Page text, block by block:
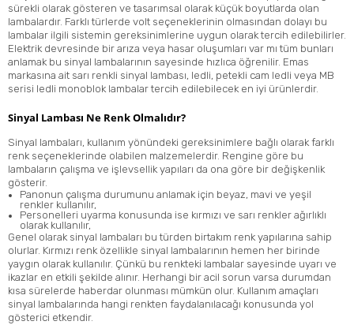
sürekli olarak gösteren ve tasarımsal olarak küçük boyutlarda olan
lambalardır. Farklı türlerde volt seçeneklerinin olmasından dolayı bu
lambalar ilgili sistemin gereksinimlerine uygun olarak tercih edilebilirler.
Elektrik devresinde bir arıza veya hasar oluşumları var mı tüm bunları
anlamak bu sinyal lambalarının sayesinde hızlıca öğrenilir. Emas
markasına ait sarı renkli sinyal lambası, ledli, petekli cam ledli veya MB
serisi ledli monoblok lambalartercih edilebilecek en iyi ürünlerdir.
Sinyal Lambası Ne Renk Olmalıdır?
Sinyal lambaları, kullanım yönündeki gereksinimlere bağlı olarak farklı
renk seçeneklerinde olabilen malzemelerdir. Rengine göre bu
lambaların çalışma ve işlevsellik yapıları da ona göre bir değişkenlik
gösterir.
Panonun çalışma durumunu anlamak için beyaz, mavi ve yeşil
renkler kullanılır,
Personelleri uyarma konusunda ise kırmızı ve sarı renkler ağırlıklı
olarak kullanılır,
Genel olarak sinyal lambaları bu türden birtakım renk yapılarına sahip
olurlar. Kırmızı renk özellikle sinyal lambalarının hemen her birinde
yaygın olarak kullanılır. Çünkü bu renkteki lambalar sayesinde uyarı ve
ikazlar en etkili şekilde alınır. Herhangi bir acil sorun varsa durumdan
kısa sürelerde haberdar olunması mümkün olur. Kullanım amaçları
sinyal lambalarında hangi renkten faydalanılacağı konusunda yol
gösterici etkendir.